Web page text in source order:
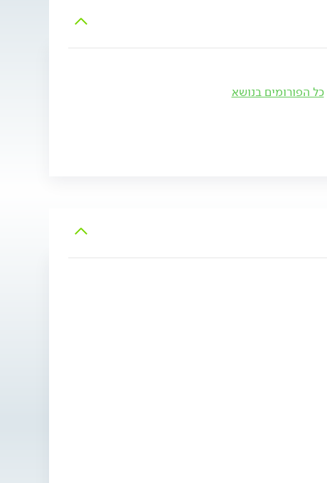
כל הפורומים בנושא